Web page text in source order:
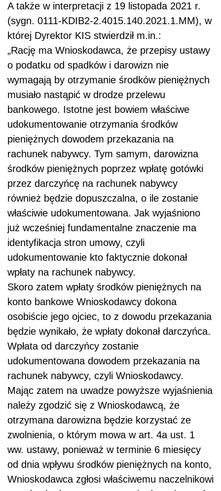
A także w interpretacji z 19 listopada 2021 r.
(sygn. 0111-KDIB2-2.4015.140.2021.1.MM), w
której Dyrektor KIS stwierdził m.in.:
„Rację ma Wnioskodawca, że przepisy ustawy
o podatku od spadków i darowizn nie
wymagają by otrzymanie środków pieniężnych
musiało nastąpić w drodze przelewu
bankowego. Istotne jest bowiem właściwe
udokumentowanie otrzymania środków
pieniężnych dowodem przekazania na
rachunek nabywcy. Tym samym, darowizna
środków pieniężnych poprzez wpłatę gotówki
przez darczyńcę na rachunek nabywcy
również będzie dopuszczalna, o ile zostanie
właściwie udokumentowana. Jak wyjaśniono
już wcześniej fundamentalne znaczenie ma
identyfikacja stron umowy, czyli
udokumentowanie kto faktycznie dokonał
wpłaty na rachunek nabywcy.
Skoro zatem wpłaty środków pieniężnych na
konto bankowe Wnioskodawcy dokona
osobiście jego ojciec, to z dowodu przekazania
będzie wynikało, że wpłaty dokonał darczyńca.
Wpłata od darczyńcy zostanie
udokumentowana dowodem przekazania na
rachunek nabywcy, czyli Wnioskodawcy.
Mając zatem na uwadze powyższe wyjaśnienia
należy zgodzić się z Wnioskodawcą, że
otrzymana darowizna będzie korzystać ze
zwolnienia, o którym mowa w art. 4a ust. 1
ww. ustawy, ponieważ w terminie 6 miesięcy
od dnia wpływu środków pieniężnych na konto,
Wnioskodawca zgłosi właściwemu naczelnikowi